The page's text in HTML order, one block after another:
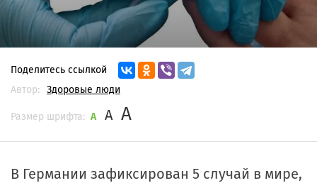
Поделитесь ссылкой
Автор:
Здоровые люди
Размер шрифта: A A A
В Германии зафиксирован 5 случай в мире,